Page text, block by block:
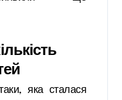
яка сталася